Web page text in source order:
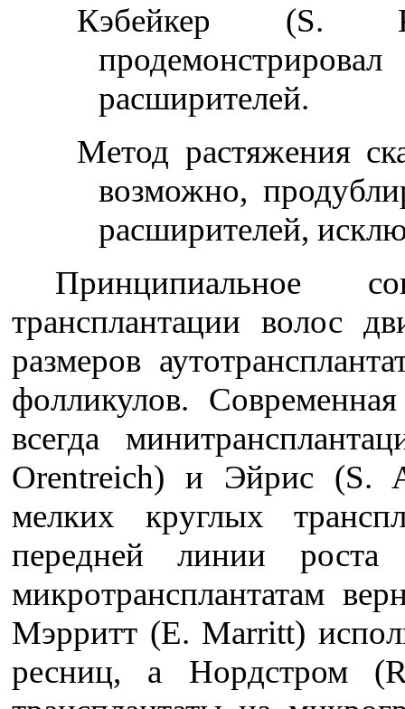
Кэбейкер (S.
расширителей.
Метод растяжения
возможно,
расширителей,
Принципиальное
трансплантации волос
размеров
фолликулов.
всегда
Orentreich) и Эйрис (S.
мелких круглых
передней линии
микротрансплантатам
Мэрритт (E. Marritt)
ресниц, а Нордстром